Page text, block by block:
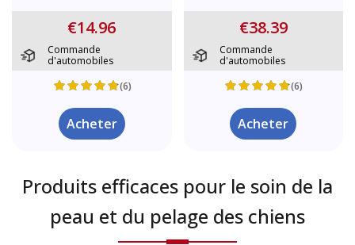
€14.96
Commande
d'automobiles
(6)
Acheter
€38.39
Commande
d'automobiles
(6)
Acheter
Produits efficaces pour le soin de la
peau et du pelage des chiens